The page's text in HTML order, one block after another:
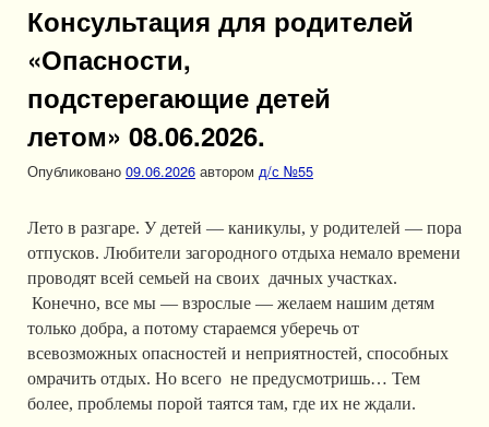
Консультация для родителей
«Опасности,
подстерегающие детей
летом» 08.06.2026.
Опубликовано 09.06.2026 автором д/с №55
Лето в разгаре. У детей — каникулы, у родителей — пора
отпусков. Любители загородного отдыха немало времени
проводят всей семьей на своих дачных участках.
Конечно, все мы — взрослые — желаем нашим детям
только добра, а потому стараемся уберечь от
всевозможных опасностей и неприятностей, способных
омрачить отдых. Но всего не предусмотришь… Тем
более, проблемы порой таятся там, где их не ждали.